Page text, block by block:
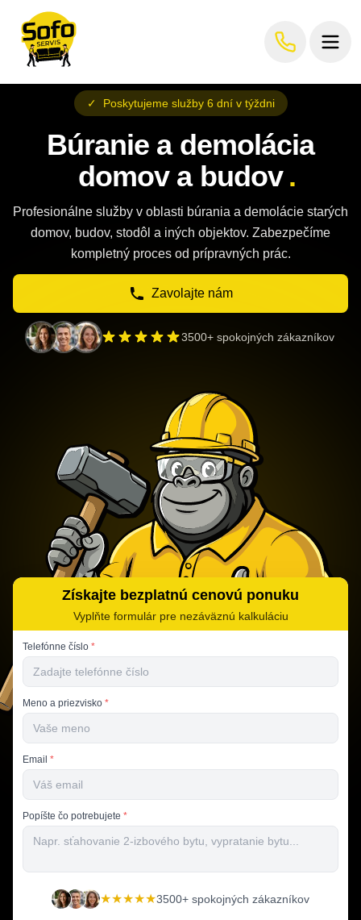
✓ Poskytujeme služby 6 dní v týždni
Búranie a demolácia
domov a budov .
Profesionálne služby v oblasti búrania a demolácie starých
domov, budov, stodôl a iných objektov. Zabezpečíme
kompletný proces od prípravných prác.
Zavolajte nám
3500+ spokojných zákazníkov
Získajte bezplatnú cenovú ponuku
Vyplňte formulár pre nezáväznú kalkuláciu
Telefónne číslo *
Meno a priezvisko *
Email *
Popíšte čo potrebujete *
★★★★★3500+ spokojných zákazníkov